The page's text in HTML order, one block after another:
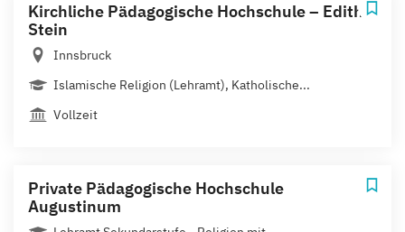
Kirchliche Pädagogische Hochschule – Edith
Stein
Innsbruck
Islamische Religion (Lehramt), Katholische...
Vollzeit
Private Pädagogische Hochschule
Augustinum